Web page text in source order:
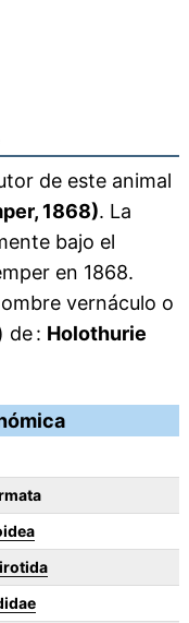
de este animal
1868). La
bajo el
en 1868.
vernáculo o
de : Holothurie